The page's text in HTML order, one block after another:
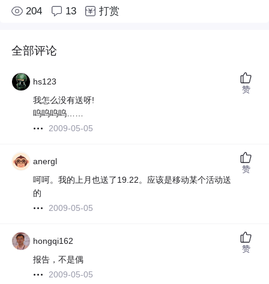
204 13 打赏
全部评论
hs123
我怎么没有送呀!
呜呜呜呜……
2009-05-05
赞
anergl
呵呵。我的上月也送了19.22。应该是移动某个活动送
的
2009-05-05
赞
hongqi162
报告，不是偶
2009-05-05
赞